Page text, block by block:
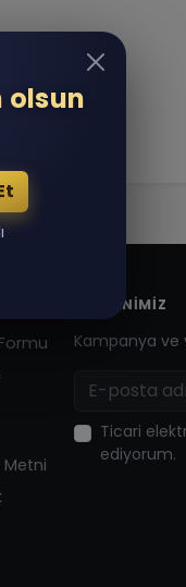
Metni
BÜLTENIMIZ
Kampanya ve
Ticari
ediyorum.
olsun